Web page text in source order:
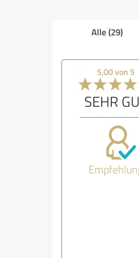
Alle (29)
5,00 von 5
SEHR